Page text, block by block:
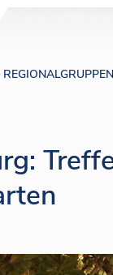
REGIONALGRUPPEN